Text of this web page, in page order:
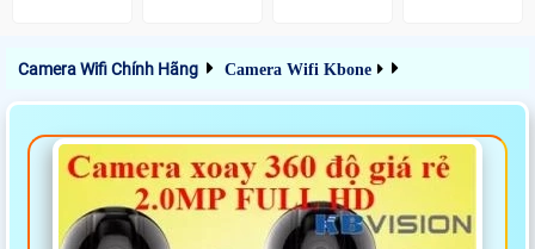
Camera Wifi Chính Hãng Camera Wifi Kbone